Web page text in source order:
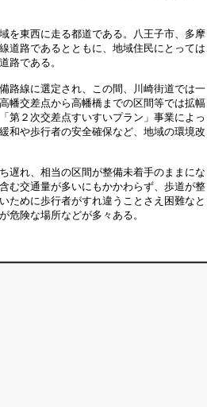
を東西に走る都道である。八王子市、多摩
道路であるとともに、地域住民にとっては
路である。
路線に選定され、この間、川崎街道では一
幡交差点から高幡橋までの区間等では拡幅
第２次交差点すいすいプラン」事業によっ
和や歩行者の安全確保など、地域の環境改
遅れ、相当の区間が整備未着手のままにな
む交通量が多いにもかかわらず、歩道が整
ために歩行者がすれ違うことさえ困難なと
危険な場所などが多々ある。